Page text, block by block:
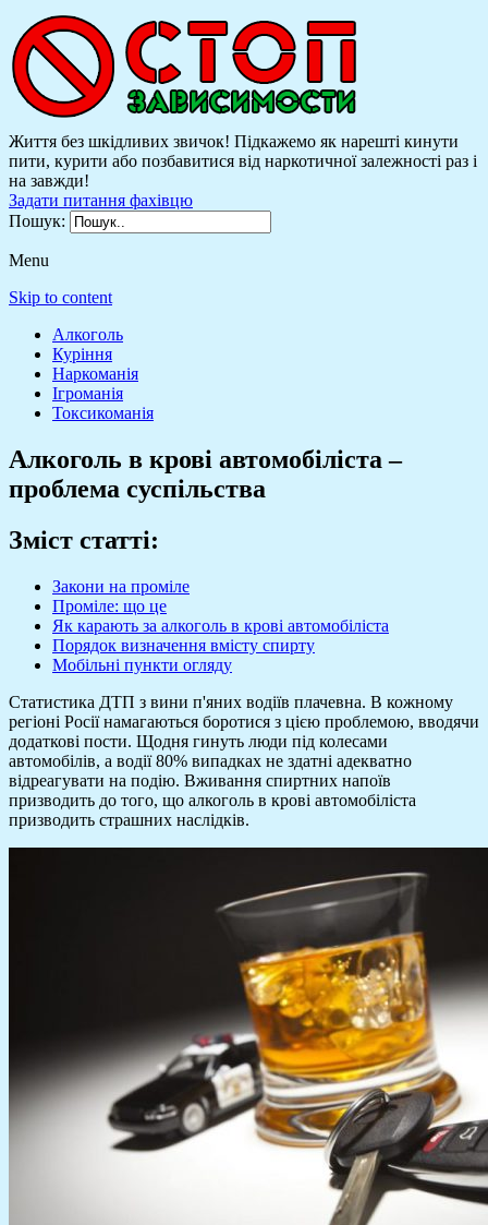
Життя без шкідливих звичок! Підкажемо як нарешті кинути
пити, курити або позбавитися від наркотичної залежності раз і
на завжди!
Задати питання фахівцю
Пошук:
Menu
Skip to content
Алкоголь
Куріння
Наркоманія
Ігроманія
Токсикоманія
Алкоголь в крові автомобіліста –
проблема суспільства
Зміст статті:
Закони на проміле
Проміле: що це
Як карають за алкоголь в крові автомобіліста
Порядок визначення вмісту спирту
Мобільні пункти огляду
Статистика ДТП з вини п'яних водіїв плачевна. В кожному
регіоні Росії намагаються боротися з цією проблемою, вводячи
додаткові пости. Щодня гинуть люди під колесами
автомобілів, а водії 80% випадках не здатні адекватно
відреагувати на подію. Вживання спиртних напоїв
призводить до того, що алкоголь в крові автомобіліста
призводить страшних наслідків.